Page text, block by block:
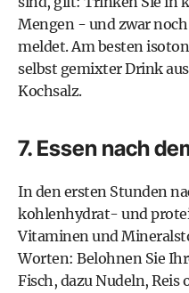
Mengen - und zwar
meldet. Am besten
selbst gemixter Drink
Kochsalz.
7. Essen nach
In den ersten Stunden
kohlenhydrat- und
Vitaminen und
Worten: Belohnen Sie
Fisch, dazu Nudeln, Reis